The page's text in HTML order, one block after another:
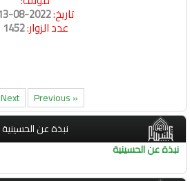
تاريخ:2022-08-13
عدد الزوار:1452
« Previous
Next »
نبذة عن الحسينية
نبذة عن الحسينية